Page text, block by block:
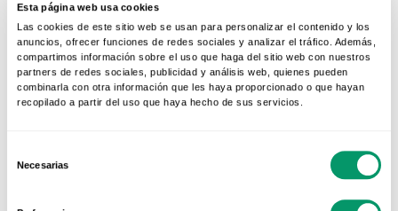
Esta página web usa cookies
Las cookies de este sitio web se usan para personalizar el contenido y los
anuncios, ofrecer funciones de redes sociales y analizar el tráfico. Además,
compartimos información sobre el uso que haga del sitio web con nuestros
partners de redes sociales, publicidad y análisis web, quienes pueden
combinarla con otra información que les haya proporcionado o que hayan
recopilado a partir del uso que haya hecho de sus servicios.
de
Necesarias